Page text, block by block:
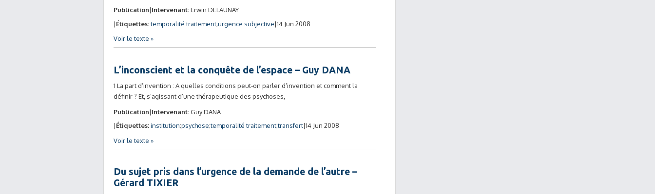
Publication Intervenant:Erwin DELAUNAY
Étiquettes:temporalité traitementurgence subjective 14 Jun 2008
Voir le texte »
L’inconscient et la conquête de l’espace – Guy DANA
1 La part d’invention : A quelles conditions peut-on parler d’invention et comment la
définir ? Et, s’agissant d’une thérapeutique des psychoses,
Publication Intervenant:Guy DANA
Étiquettes:institution psychose temporalité traitementtransfert 14 Jun 2008
Voir le texte »
Du sujet pris dans l’urgence de la demande de l’autre –
Gérard TIXIER